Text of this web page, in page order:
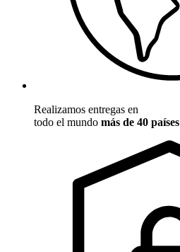
Realizamos entregas en
todo el mundo más de 40 países